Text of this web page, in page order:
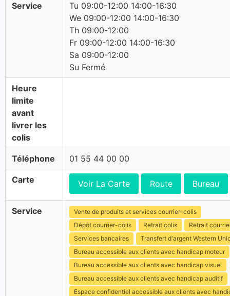
Service
Tu 09:00-12:00 14:00-16:30
We 09:00-12:00 14:00-16:30
Th 09:00-12:00
Fr 09:00-12:00 14:00-16:30
Sa 09:00-12:00
Su Fermé
Heure
limite
avant
livrer les
colis
Téléphone 01 55 44 00 00
Carte Voir La Carte Route Bureau
Service
Vente de produits et services courrier-colis
Dépôt courrier-colis
Retrait colis
Retrait
Services bancaires
Transfert d'argent Western
Bureau accessible aux clients avec handicap moteur
Bureau accessible aux clients avec handicap visuel
Bureau accessible aux clients avec handicap auditif
Espace confidentiel accessible aux clients avec